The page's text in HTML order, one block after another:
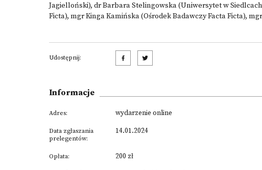
Jagielloński), dr Barbara Stelingowska (Uniwersytet w
Ficta), mgr Kinga Kamińska (Ośrodek Badawczy Facta Ficta),
Udostępnij:
Informacje
Adres: wydarzenie online
Data zgłaszania
prelegentów:
14.01.2024
Opłata: 200 zł